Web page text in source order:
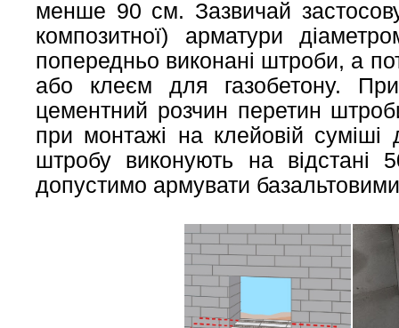
менше 90 см. Зазвичай
композитної) арматури
попередньо виконані штроби, а
або клеєм для газобетону.
цементний розчин перетин
при монтажі на клейовій
штробу виконують на
допустимо армувати